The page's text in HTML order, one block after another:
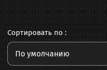
Сортировать по :
По умолчанию